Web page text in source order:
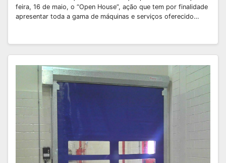
feira, 16 de maio, o “Open House”, ação que tem por finalidade
apresentar toda a gama de máquinas e serviços oferecido…